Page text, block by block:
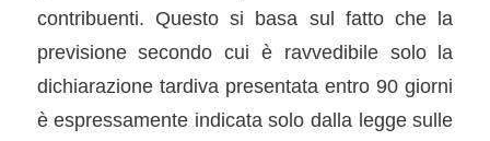
contribuenti. Questo si basa sul fatto che la
previsione secondo cui è ravvedibile solo la
dichiarazione tardiva presentata entro 90 giorni
è espressamente indicata solo dalla legge sulle